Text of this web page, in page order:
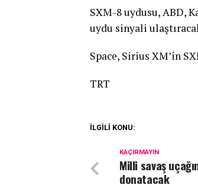
SXM-8 uydusu, ABD,
uydu sinyali
Space, Sirius XM’in
TRT
İLGİLİ KONU:
KAÇIRMAYIN
Milli savaş
donatacak